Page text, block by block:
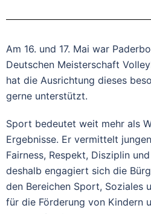
Am 16. und 17. Mai war
Deutschen Meisterschaft
hat die Ausrichtung dieses
gerne unterstützt.
Sport bedeutet weit mehr als
Ergebnisse. Er vermittelt
Fairness, Respekt, Disziplin
deshalb engagiert sich die
den Bereichen Sport, Soziales
für die Förderung von Kindern